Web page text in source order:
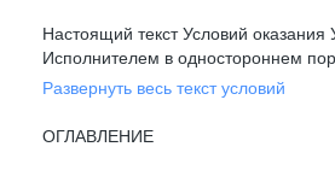
Настоящий текст Условий
Исполнителем в одностороннем
Развернуть весь текст условий
ОГЛАВЛЕНИЕ